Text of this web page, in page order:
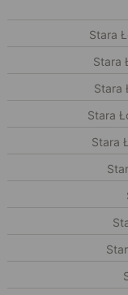
Stara
Stara
Stara
Stara
Stara